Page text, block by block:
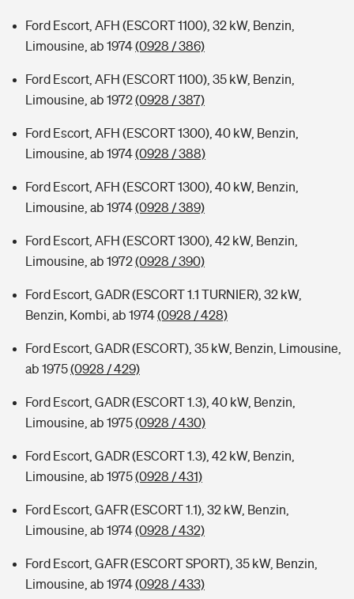
Ford Escort, AFH (ESCORT 1100), 32 kW, Benzin,
Limousine, ab 1974(0928 / 386)
Ford Escort, AFH (ESCORT 1100), 35 kW, Benzin,
Limousine, ab 1972(0928 / 387)
Ford Escort, AFH (ESCORT 1300), 40 kW, Benzin,
Limousine, ab 1974(0928 / 388)
Ford Escort, AFH (ESCORT 1300), 40 kW, Benzin,
Limousine, ab 1974(0928 / 389)
Ford Escort, AFH (ESCORT 1300), 42 kW, Benzin,
Limousine, ab 1972(0928 / 390)
Ford Escort, GADR (ESCORT 1.1 TURNIER), 32 kW,
Benzin, Kombi, ab 1974(0928 / 428)
Ford Escort, GADR (ESCORT), 35 kW, Benzin, Limousine,
ab 1975(0928 / 429)
Ford Escort, GADR (ESCORT 1.3), 40 kW, Benzin,
Limousine, ab 1975(0928 / 430)
Ford Escort, GADR (ESCORT 1.3), 42 kW, Benzin,
Limousine, ab 1975(0928 / 431)
Ford Escort, GAFR (ESCORT 1.1), 32 kW, Benzin,
Limousine, ab 1974(0928 / 432)
Ford Escort, GAFR (ESCORT SPORT), 35 kW, Benzin,
Limousine, ab 1974(0928 / 433)